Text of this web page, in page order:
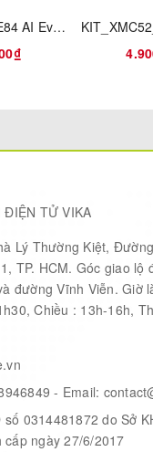
Voltage Range (VDC)
PSOC™ Edge E84 AI Evaluation Kit
ĐIỆN TỬ VIKA
Lý Thường Kiệt,
TP. HCM. Góc giao lộ
đường Vĩnh Viễn. Giờ
Chiều : 13h-16h,
- Email:
0314481872 do Sở
ngày 27/6/2017